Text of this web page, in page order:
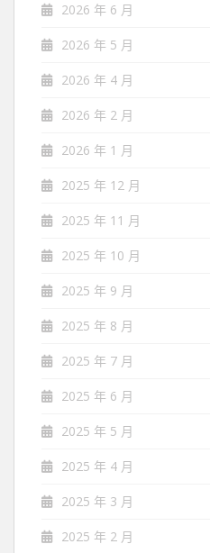
2026 年 6 月
2026 年 5 月
2026 年 4 月
2026 年 2 月
2026 年 1 月
2025 年 12 月
2025 年 11 月
2025 年 10 月
2025 年 9 月
2025 年 8 月
2025 年 7 月
2025 年 6 月
2025 年 5 月
2025 年 4 月
2025 年 3 月
2025 年 2 月